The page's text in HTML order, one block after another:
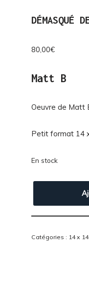
DÉMASQUÉ
80,00€
Matt B
Oeuvre de Matt
Petit format 14
En stock
Catégories : 14 x